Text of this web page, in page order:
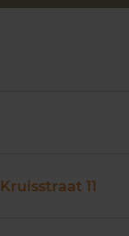
Kruisstraat 11